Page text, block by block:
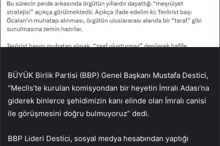
BÜYÜK Birlik Partisi (BBP) Genel Başkanı Mustafa Destici,
“Meclis’te kurulan komisyondan bir heyetin İmralı Adası’na
giderek binlerce şehidimizin kanı elinde olan İmralı canisi
ile görüşmesini doğru bulmuyoruz” dedi.
BBP Lideri Destici, sosyal medya hesabından yaptığı